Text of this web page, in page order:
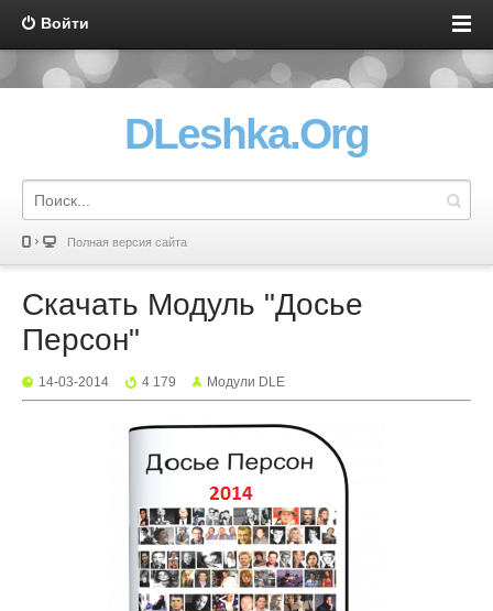
Войти
DLeshka.Org
Полная версия сайта
Скачать Модуль "Досье
Персон"
14-03-2014 4 179 Mодули DLE